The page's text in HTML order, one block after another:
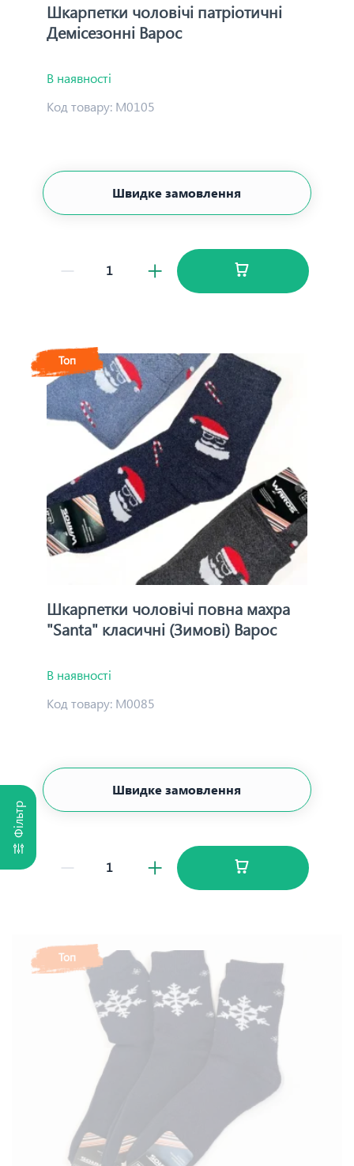
Шкарпетки чоловічі патріотичні
Демісезонні Варос
В наявності
Код товару: М0105
Швидке замовлення
Топ
Шкарпетки чоловічі повна махра
"Santa" класичні (Зимові) Варос
В наявності
Код товару: М0085
Швидке замовлення
Топ
Фільтр